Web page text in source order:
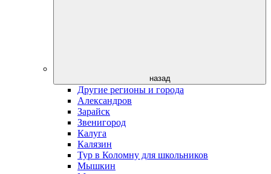
назад
Другие регионы и города
Александров
Зарайск
Звенигород
Калуга
Калязин
Тур в Коломну для школьников
Мышкин